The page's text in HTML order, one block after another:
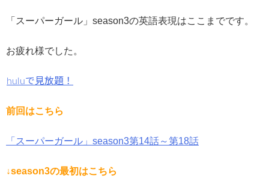
「スーパーガール」season3の英語表現はここまでです。
お疲れ様でした。
huluで見放題！
前回はこちら
「スーパーガール」season3第14話～第18話
↓season3の最初はこちら